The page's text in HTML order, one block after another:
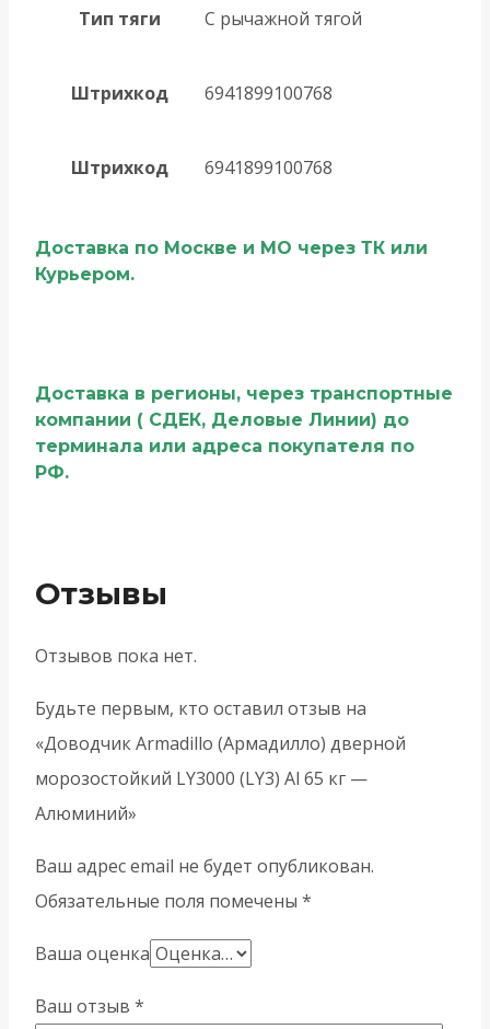
Тип тяги С рычажной тягой
Штрихкод 6941899100768
Штрихкод 6941899100768
Доставка по Москве и МО через ТК или
Курьером.
Доставка в регионы, через транспортные
компании ( СДЕК, Деловые Линии) до
терминала или адреса покупателя по
РФ.
Отзывы
Отзывов пока нет.
Будьте первым, кто оставил отзыв на
«Доводчик Armadillo (Армадилло) дверной
морозостойкий LY3000 (LY3) Al 65 кг —
Алюминий»
Ваш адрес email не будет опубликован.
Обязательные поля помечены *
Ваша оценка
Ваш отзыв *